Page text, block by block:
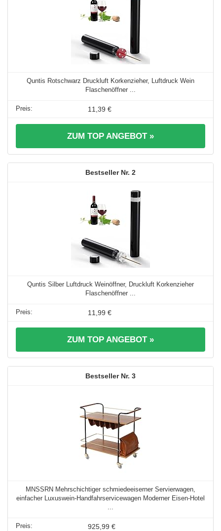
Quntis Rotschwarz Druckluft Korkenzieher, Luftdruck Wein
Flaschenöffner ...
11,39 €
ZUM TOP ANGEBOT »
2
Quntis Silber Luftdruck Weinöffner, Druckluft Korkenzieher
Flaschenöffner ...
11,99 €
ZUM TOP ANGEBOT »
3
MNSSRN Mehrschichtiger schmiedeeiserner Servierwagen,
einfacher Luxuswein-Handfahrservicewagen Moderner Eisen-Hotel
925,99 €